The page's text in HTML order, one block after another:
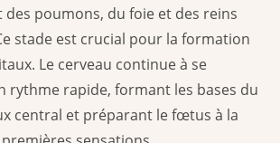
poumons, du foie et des reins
stade est crucial pour la formation
Le cerveau continue à se
rythme rapide, formant les bases du
central et préparant le fœtus à la